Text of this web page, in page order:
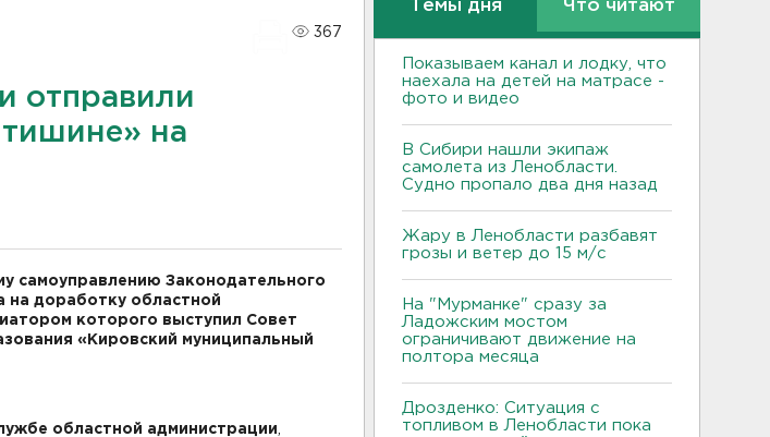
367
отправили
на
самоуправлению Законодательного
на доработку областной
которого выступил Совет
«Кировский муниципальный
областной администрации
Темы дня Что читают
Показываем канал и лодку, что
наехала на детей на матрасе -
фото и видео
В Сибири нашли экипаж
самолета из Ленобласти.
Судно пропало два дня назад
Жару в Ленобласти разбавят
грозы и ветер до 15 м/с
На "Мурманке" сразу за
Ладожским мостом
ограничивают движение на
полтора месяца
Дрозденко: Ситуация с
топливом в Ленобласти пока